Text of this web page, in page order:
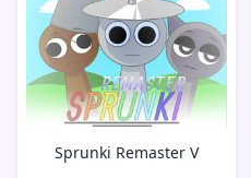
Sprunki Remaster V